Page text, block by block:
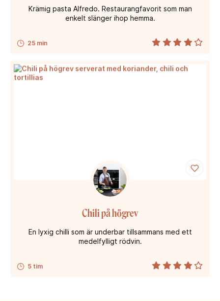
25 min
Krämig pasta Alfredo. Restaurangfavorit som man
enkelt slänger ihop hemma.
5 tim
Chili på högrev
En lyxig chilli som är underbar tillsammans med ett
medelfylligt rödvin.